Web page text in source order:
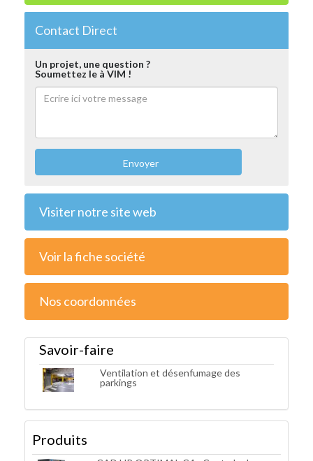
Contact Direct
Un projet, une question ?
Soumettez le à VIM !
Envoyer
Visiter notre site web
Voir la fiche société
Nos coordonnées
Savoir-faire
Ventilation et désenfumage des
parkings
Produits